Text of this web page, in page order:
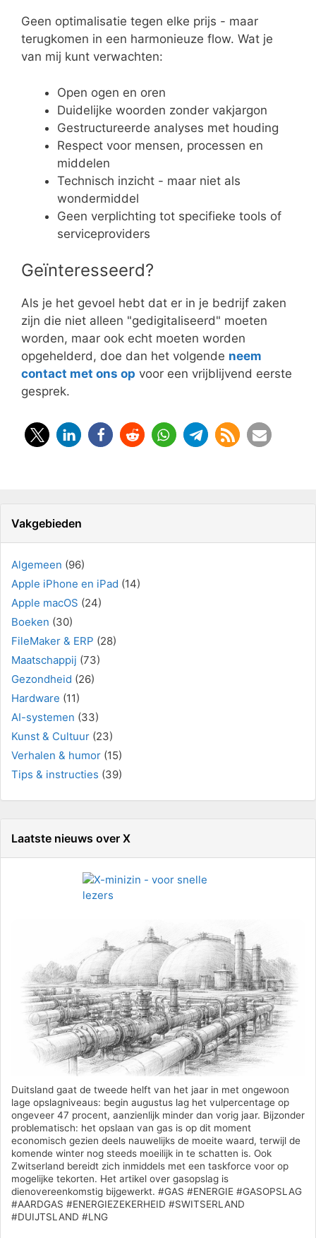
Geen optimalisatie tegen elke prijs - maar
terugkomen in een harmonieuze flow. Wat je
van mij kunt verwachten:
Open ogen en oren
Duidelijke woorden zonder vakjargon
Gestructureerde analyses met houding
Respect voor mensen, processen en
middelen
Technisch inzicht - maar niet als
wondermiddel
Geen verplichting tot specifieke tools of
serviceproviders
Geïnteresseerd?
Als je het gevoel hebt dat er in je bedrijf zaken
zijn die niet alleen "gedigitaliseerd" moeten
worden, maar ook echt moeten worden
opgehelderd, doe dan het volgende neem
contact met ons op voor een vrijblijvend eerste
gesprek.
Vakgebieden
Algemeen (96)
Apple iPhone en iPad (14)
Apple macOS (24)
Boeken (30)
FileMaker & ERP (28)
Maatschappij (73)
Gezondheid (26)
Hardware (11)
AI-systemen (33)
Kunst & Cultuur (23)
Verhalen & humor (15)
Tips & instructies (39)
Laatste nieuws over X
Duitsland gaat de tweede helft van het jaar in met ongewoon
lage opslagniveaus: begin augustus lag het vulpercentage op
ongeveer 47 procent, aanzienlijk minder dan vorig jaar. Bijzonder
problematisch: het opslaan van gas is op dit moment
economisch gezien deels nauwelijks de moeite waard, terwijl de
komende winter nog steeds moeilijk in te schatten is. Ook
Zwitserland bereidt zich inmiddels met een taskforce voor op
mogelijke tekorten. Het artikel over gasopslag is
dienovereenkomstig bijgewerkt. #GAS #ENERGIE #GASOPSLAG
#AARDGAS #ENERGIEZEKERHEID #SWITSERLAND
#DUIJTSLAND #LNG